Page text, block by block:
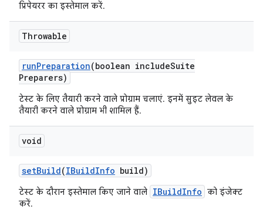
प्रिपेयरर का इस्तेमाल करें.
Throwable
runPreparation(boolean includeSuite
Preparers)
टेस्ट के लिए तैयारी करने वाले प्रोग्राम चलाएं. इनमें सुइट लेवल के
तैयारी करने वाले प्रोग्राम भी शामिल हैं.
void
setBuild(IBuildInfo build)
टेस्ट के दौरान इस्तेमाल किए जाने वाले IBuildInfo को इंजेक्ट
करें.